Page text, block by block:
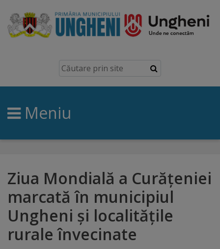
Ungheni
Prezentare
generală
Simbolurile
brand
Orașe
înfrățite
Distincții
Meniu
Ziua Mondială a Curățeniei
marcată în municipiul
Ungheni și localitățile
rurale învecinate